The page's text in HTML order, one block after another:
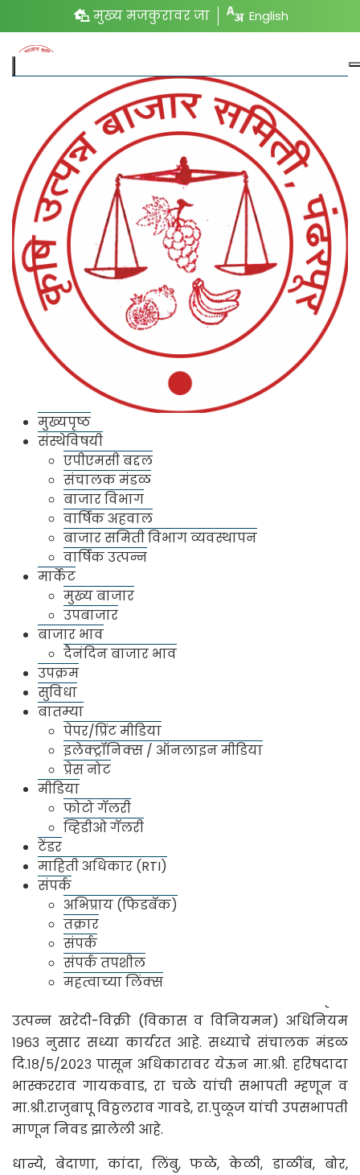
English
मुख्य मजकुरावर जा
मुख्यपृष्ठ
संस्थेविषयी
एपीएमसी बद्दल
संचालक मंडळ
बाजार विभाग
वार्षिक अहवाल
बाजार समिती विभाग व्यवस्थापन
वार्षिक उत्पन्न
मार्केट
मुख्य बाजार
उपबाजार
बाजार भाव
दैनंदिन बाजार भाव
उपक्रम
सुविधा
बातम्या
पेपर/प्रिंट मीडिया
इलेक्ट्रॉनिक्स / ऑनलाइन मीडिया
प्रेस नोट
मीडिया
फोटो गॅलरी
व्हिडीओ गॅलरी
टेंडर
माहिती अधिकार (RTI)
संपर्क
अभिप्राय (फिडबॅक)
तक्रार
संपर्क
संपर्क तपशील
महत्वाच्या लिंक्स
कृषि उत्पन्न बाजार समिती, पंढरपूर मध्ये आपले स्वागत आहे.
लेटेस्ट अपडेट :
विक्रमी आवक; कोणत्या आंब्याला किती दर? महाराष्ट्र दिनी
आजचे बाजारभाव
कृषि उत्पन्न बाजार समिती, पंढरपूर
कृषि उत्पन्न बाजार समिती, पंढरपूरची स्थापना
दि.१३/६/१९४७ मध्ये होऊन प्रत्यक्ष कामकाजास दि. १/१/१९४९
पासुन सुरुवात झालेली आहे संपुर्ण पंढरपूर तालुका या
चाजार समितीचे कार्यक्षेत्र असुन पंढरपूर शहरामध्ये ४०
एकर जागेमध्ये मुख्य कार्यालय कार्यरत आहे. भंडीशेगांव,
उत्पन्न खरेदी-विक्री (विकास व विनियमन) अधिनियम
१९६३ नुसार सध्या कार्यरत आहे. सध्याचे संचालक मंडळ
दि.१८/५/२०२३ पासून अधिकारावर येऊन मा.श्री. हरिषदादा
भास्करराव गायकवाड, रा चळे यांची सभापती म्हणून व
मा.श्री.राजुबापू विठ्ठलराव गावडे, रा.पुळूज यांची उपसभापती
माणून निवड झालेली आहे.
धान्ये, बेदाणा, कांदा, लिंबु, फळे, केळी, डाळींब, बोर,